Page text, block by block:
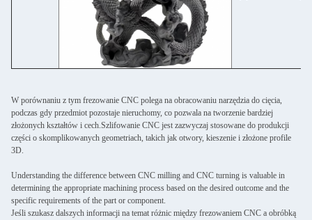
W porównaniu z tym frezowanie CNC polega na obracowaniu narzędzia do cięcia,
podczas gdy przedmiot pozostaje nieruchomy, co pozwala na tworzenie bardziej
złożonych kształtów i cech.Szlifowanie CNC jest zazwyczaj stosowane do produkcji
części o skomplikowanych geometriach, takich jak otwory, kieszenie i złożone profile
3D.
Understanding the difference between CNC milling and CNC turning is valuable in
determining the appropriate machining process based on the desired outcome and the
specific requirements of the part or component.
Jeśli szukasz dalszych informacji na temat różnic między frezowaniem CNC a obróbką